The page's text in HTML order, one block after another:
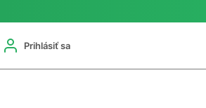
Prihlásiť sa